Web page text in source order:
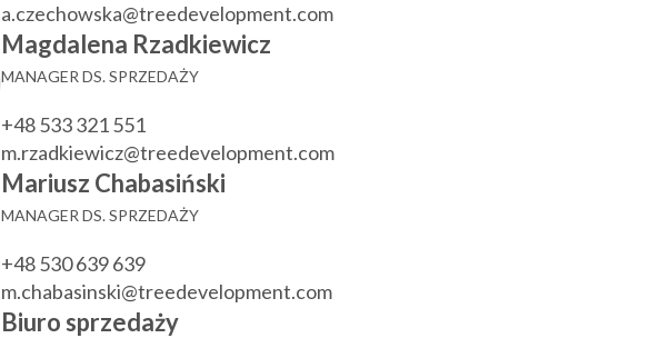
a.czechowska@treedevelopment.com
Magdalena Rzadkiewicz
MANAGER DS. SPRZEDAŻY
+48 533 321 551
m.rzadkiewicz@treedevelopment.com
Mariusz Chabasiński
MANAGER DS. SPRZEDAŻY
+48 530 639 639
m.chabasinski@treedevelopment.com
Biuro sprzedaży